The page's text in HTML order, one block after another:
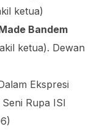
ketua)
Bandem
ketua). Dewan
Ekspresi
Rupa ISI